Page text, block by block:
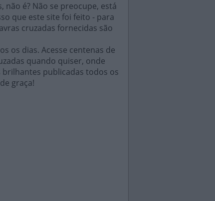
é? Não se preocupe, está
que este site foi feito - para
cruzadas fornecidas são
os dias. Acesse centenas de
quando quiser, onde
brilhantes publicadas todos os
graça!